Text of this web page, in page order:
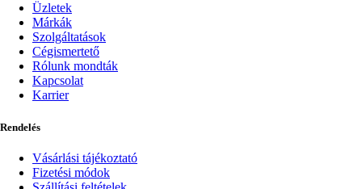
Üzletek
Márkák
Szolgáltatások
Cégismertető
Rólunk mondták
Kapcsolat
Karrier
Rendelés
Vásárlási tájékoztató
Fizetési módok